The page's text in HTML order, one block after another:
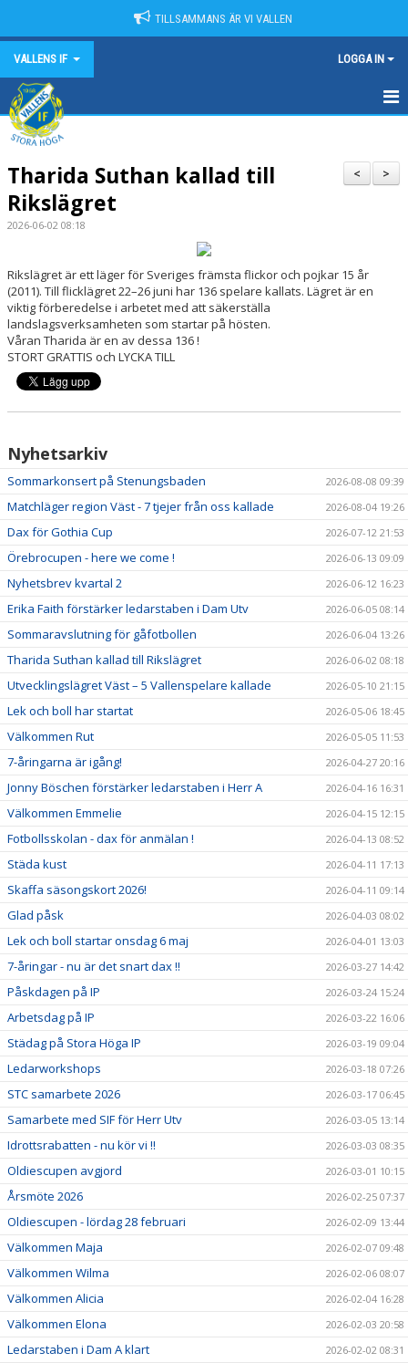
TILLSAMMANS ÄR VI VALLEN
VALLENS IF LOGGA IN
HEM
NYHETER
OM VALLENS IF
KALENDER
MATCHER
SPONSORER
VERKSAMHETSHANDBOK
VALLENLEDARE
FÖRÄLDRAR
LÄNKAR
DOKUMENT
>
<
Tharida Suthan kallad till
Rikslägret
2026-06-02 08:18
Rikslägret är ett läger för Sveriges främsta flickor och pojkar 15 år
(2011). Till flicklägret 22–26 juni har 136 spelare kallats. Lägret är en
viktig förberedelse i arbetet med att säkerställa
landslagsverksamheten som startar på hösten.
Våran Tharida är en av dessa 136 !
STORT GRATTIS och LYCKA TILL
Nyhetsarkiv
Sommarkonsert på Stenungsbaden 2026-08-08 09:39
Matchläger region Väst - 7 tjejer från oss kallade 2026-08-04 19:26
Dax för Gothia Cup 2026-07-12 21:53
Örebrocupen - here we come ! 2026-06-13 09:09
Nyhetsbrev kvartal 2 2026-06-12 16:23
Erika Faith förstärker ledarstaben i Dam Utv 2026-06-05 08:14
Sommaravslutning för gåfotbollen 2026-06-04 13:26
Tharida Suthan kallad till Rikslägret 2026-06-02 08:18
Utvecklingslägret Väst – 5 Vallenspelare kallade 2026-05-10 21:15
Lek och boll har startat 2026-05-06 18:45
Välkommen Rut 2026-05-05 11:53
7-åringarna är igång! 2026-04-27 20:16
Jonny Böschen förstärker ledarstaben i Herr A 2026-04-16 16:31
Välkommen Emmelie 2026-04-15 12:15
Fotbollsskolan - dax för anmälan ! 2026-04-13 08:52
Städa kust 2026-04-11 17:13
Skaffa säsongskort 2026! 2026-04-11 09:14
Glad påsk 2026-04-03 08:02
Lek och boll startar onsdag 6 maj 2026-04-01 13:03
7-åringar - nu är det snart dax !! 2026-03-27 14:42
Påskdagen på IP 2026-03-24 15:24
Arbetsdag på IP 2026-03-22 16:06
Städag på Stora Höga IP 2026-03-19 09:04
Ledarworkshops 2026-03-18 07:26
STC samarbete 2026 2026-03-17 06:45
Samarbete med SIF för Herr Utv 2026-03-05 13:14
Idrottsrabatten - nu kör vi !! 2026-03-03 08:35
Oldiescupen avgjord 2026-03-01 10:15
Årsmöte 2026 2026-02-25 07:37
Oldiescupen - lördag 28 februari 2026-02-09 13:44
Välkommen Maja 2026-02-07 09:48
Välkommen Wilma 2026-02-06 08:07
Välkommen Alicia 2026-02-04 16:28
Välkommen Elona 2026-02-03 20:58
Ledarstaben i Dam A klart 2026-02-02 08:31